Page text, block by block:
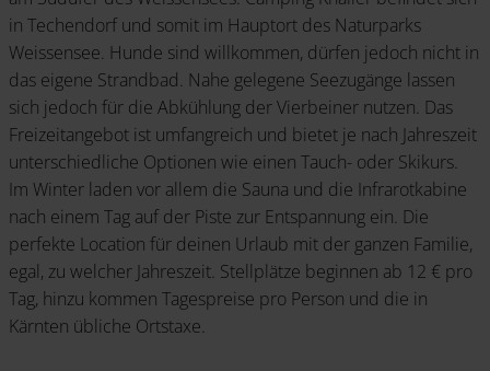
in Techendorf und somit im Hauptort des Naturparks
Weissensee. Hunde sind willkommen, dürfen jedoch nicht in
das eigene Strandbad. Nahe gelegene Seezugänge lassen
sich jedoch für die Abkühlung der Vierbeiner nutzen. Das
Freizeitangebot ist umfangreich und bietet je nach Jahreszeit
unterschiedliche Optionen wie einen Tauch- oder Skikurs.
Im Winter laden vor allem die Sauna und die Infrarotkabine
nach einem Tag auf der Piste zur Entspannung ein. Die
perfekte Location für deinen Urlaub mit der ganzen Familie,
egal, zu welcher Jahreszeit. Stellplätze beginnen ab 12 € pro
Tag, hinzu kommen Tagespreise pro Person und die in
Kärnten übliche Ortstaxe.